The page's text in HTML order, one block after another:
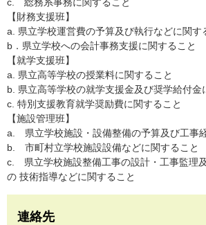
c. 総務系事務に関すること
【財務支援班】
a. 県立学校運営費の予算及び執行などに関す
b．県立学校への会計事務支援に関すること
【就学支援班】
a. 県立高等学校の授業料に関すること
b. 県立高等学校の就学支援金及び奨学給付金
c. 特別支援教育就学奨励費に関すること
【施設管理班】
a. 県立学校施設・設備整備の予算及び工事
b. 市町村立学校施設設備などに関すること
c. 県立学校施設整備工事の設計・工事監理
の 技術指導などに関すること
連絡先